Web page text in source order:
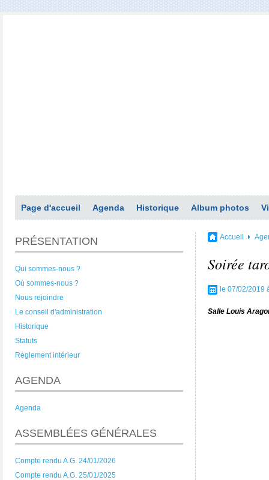
Page d'accueil Agenda Historique Album photos
PRÉSENTATION
Qui sommes-nous ?
Où sommes-nous ?
Nous rejoindre
Le conseil d'administration
Historique
Statuts
Règlement intérieur
AGENDA
Agenda
ASSEMBLÉES GÉNÉRALES
Compte rendu A.G. 24/01/2026
Compte rendu A.G. 25/01/2025
Accueil
Soirée
le 07/02/2019
Salle Louis